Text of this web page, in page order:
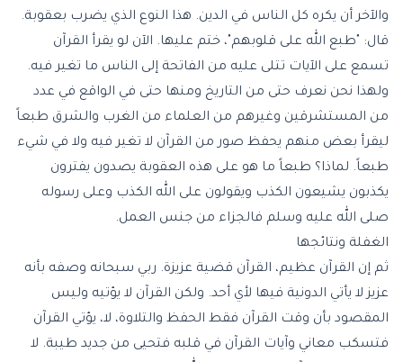
والآخر أن يكره كل الناس في الدين. هذا النوع الذي يضرب بعقوبة.
قال: "طبع الله على قلوبهم"، ختم عليها. الآن لو يقرأ القرآن
تسمع على الآيات تتلى عليه من الفاتحة إلى الناس ما تغير فيه.
ولهذا نحن نعرف حتى من التاريخ ومنها حتى في الواقع في عدد
من المستشرقين وغيرهم من العلماء من الغرب والشرق طبعاً
ليقرأ بعض منهم يحفظ صور من القرآن لا تغير فيه ولا في شيء
طبعاً. لماذا؟ طبعاً ما هو على هذه العقوبة يصدون يفترون
يكذبون يشيعون الكذب ويقولون على الله الكذب وعلى رسوله
صلى الله عليه وسلم فالجزاء من جنس العمل.
الغفلة ونتائجها
ثم إن القرآن عظيم، القرآن قضية عزيزة. ربي سبحانه وصفه بأنه
عزيز لا يأتي الدونية فيها لأي أحد. ولكن القرآن لا يؤتيه وليس
المقصود بأن وقت القرآن فقط الحفظ والتلاوة، لا، يؤتي القرآن
فتسكب معاني وآيات القرآن في قلبه فتحيى من جديد طيبة. لا